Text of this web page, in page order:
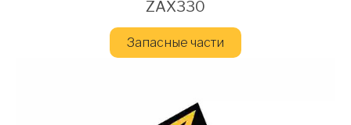
ZAX330
Запасные части